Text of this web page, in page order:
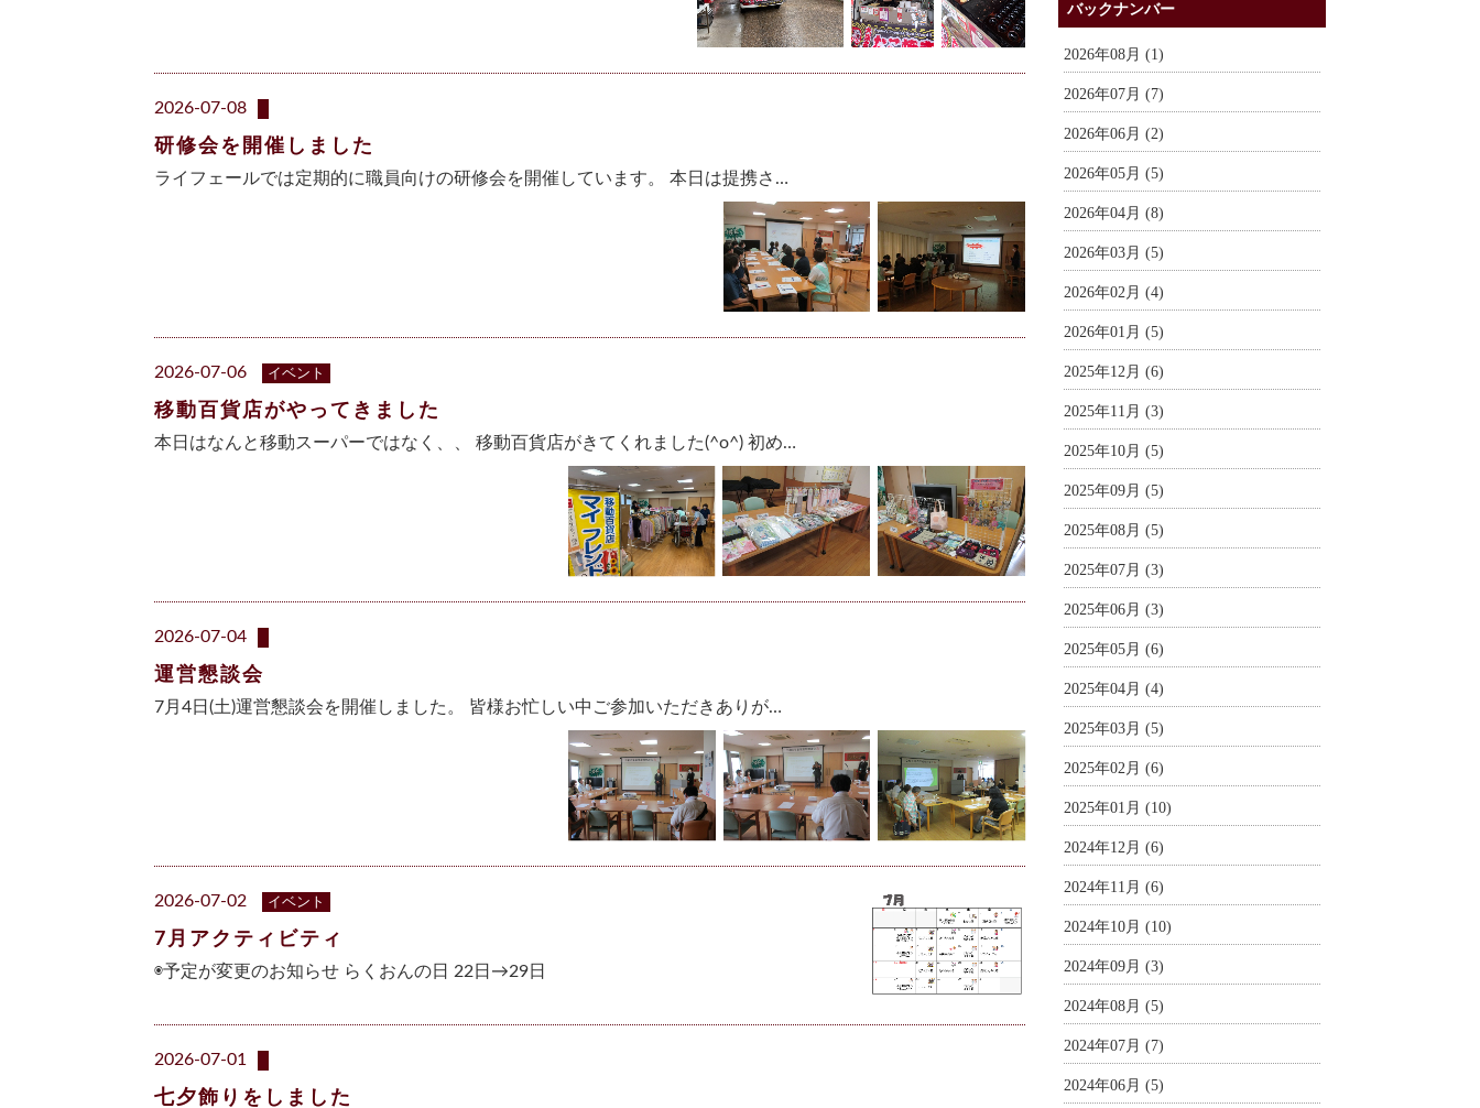
2026-07-08
研修会を開催しました
ライフェールでは定期的に職員向けの研修会を開催しています。 本日は提携さ…
2026-07-06 イベント
移動百貨店がやってきました
本日はなんと移動スーパーではなく、、 移動百貨店がきてくれました(^o^) 初め…
2026-07-04
運営懇談会
7月4日(土)運営懇談会を開催しました。 皆様お忙しい中ご参加いただきありが…
2026-07-02 イベント
7月アクティビティ
◉予定が変更のお知らせ らくおんの日 22日→29日
2026-07-01
七夕飾りをしました
バックナンバー
2026年08月 (1)
2026年07月 (7)
2026年06月 (2)
2026年05月 (5)
2026年04月 (8)
2026年03月 (5)
2026年02月 (4)
2026年01月 (5)
2025年12月 (6)
2025年11月 (3)
2025年10月 (5)
2025年09月 (5)
2025年08月 (5)
2025年07月 (3)
2025年06月 (3)
2025年05月 (6)
2025年04月 (4)
2025年03月 (5)
2025年02月 (6)
2025年01月 (10)
2024年12月 (6)
2024年11月 (6)
2024年10月 (10)
2024年09月 (3)
2024年08月 (5)
2024年07月 (7)
2024年06月 (5)